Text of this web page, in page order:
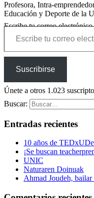
Profesora, Intra-
Educación y Deporte de la
Escribe tu correo
Suscribirse
Únete a otros 1.023
Buscar:
Entradas recientes
10 años de
¡Se buscan
UNIC
Naturaren Doinuak
Ahmad Joudeh,